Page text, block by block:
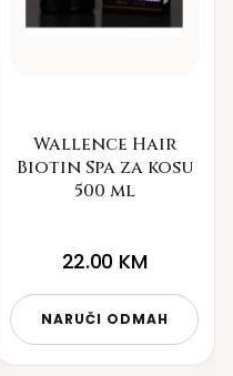
Wallence Hair
Biotin Spa za kosu
500 ml
22.00 KM
NARUČI ODMAH